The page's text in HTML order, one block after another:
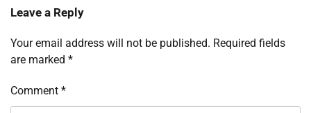
Leave a Reply
Your email address will not be published. Required fields
are marked *
Comment *